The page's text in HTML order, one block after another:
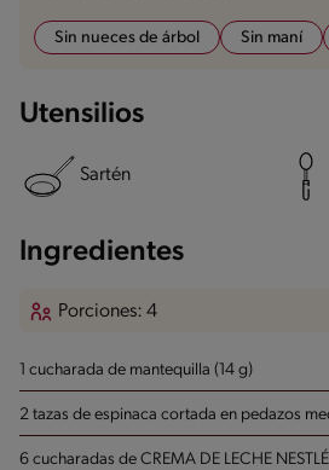
Sin nueces de árbol Sin maní
Utensilios
Sartén
Ingredientes
Porciones: 4
1 cucharada de mantequilla (14 g)
2 tazas de espinaca cortada en pedazos
6 cucharadas de CREMA DE LECHE